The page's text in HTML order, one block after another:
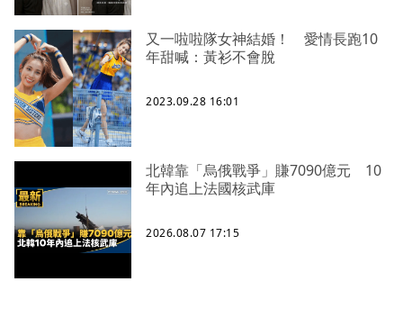
又一啦啦隊女神結婚！ 愛情長跑10
年甜喊：黃衫不會脫
2023.09.28 16:01
北韓靠「烏俄戰爭」賺7090億元 10
年內追上法國核武庫
2026.08.07 17:15